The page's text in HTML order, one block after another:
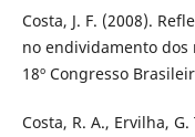
Costa, J. F. (2008).
no endividamento
18º Congresso
Costa, R. A., Ervilha,